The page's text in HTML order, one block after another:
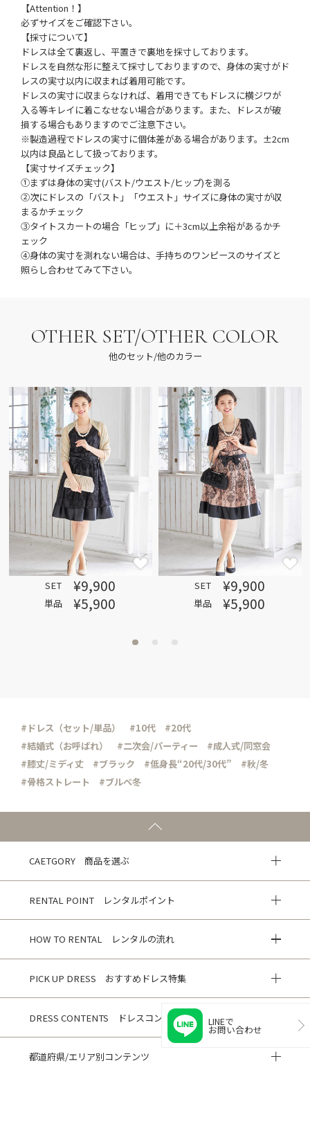
【Attention！】
必ずサイズをご確認下さい。
【採寸について】
ドレスは全て裏返し、平置きで裏地を採寸しております。
ドレスを自然な形に整えて採寸しておりますので、身体の実寸がド
レスの実寸以内に収まれば着用可能です。
ドレスの実寸に収まらなければ、着用できてもドレスに横ジワが
入る等キレイに着こなせない場合があります。また、ドレスが破
損する場合もありますのでご注意下さい。
※製造過程でドレスの実寸に個体差がある場合があります。±2cm
以内は良品として扱っております。
【実寸サイズチェック】
①まずは身体の実寸(バスト/ウエスト/ヒップ)を測る
②次にドレスの「バスト」「ウエスト」サイズに身体の実寸が収
まるかチェック
③タイトスカートの場合「ヒップ」に＋3cm以上余裕があるかチ
ェック
④身体の実寸を測れない場合は、手持ちのワンピースのサイズと
照らし合わせてみて下さい。
OTHER SET/OTHER COLOR
他のセット/他のカラー
SET ¥9,900
単品 ¥5,900
SET ¥9,900
単品 ¥5,900
#ドレス（セット/単品） #10代
#20代
#結婚式（お呼ばれ）
#二次会/パーティー
#成人式/同窓会
#膝丈/ミディ丈
#ブラック #低身長“20代/30代”
#秋/冬
#骨格ストレート
#ブルべ冬
CAETGORY 商品を選ぶ
RENTAL POINT レンタルポイント
HOW TO RENTAL レンタルの流れ
PICK UP DRESS おすすめドレス特集
DRESS CONTENTS ドレスコンテンツ
都道府県/エリア別コンテンツ
LINEで
お問い合わせ